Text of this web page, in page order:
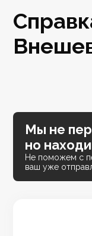
Мы не
но
Не поможем с
ваш уже